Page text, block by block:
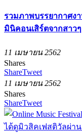
รวมภาพบรรยากาศงา
มินิคอนเสิร์ตจากสาว
11 เมษายน 2562
Shares
ShareTweet
11 เมษายน 2562
Shares
ShareTweet